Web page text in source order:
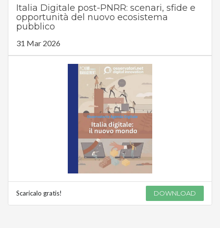
Italia Digitale post-PNRR: scenari, sfide e
opportunità del nuovo ecosistema
pubblico
31 Mar 2026
Scaricalo gratis! DOWNLOAD